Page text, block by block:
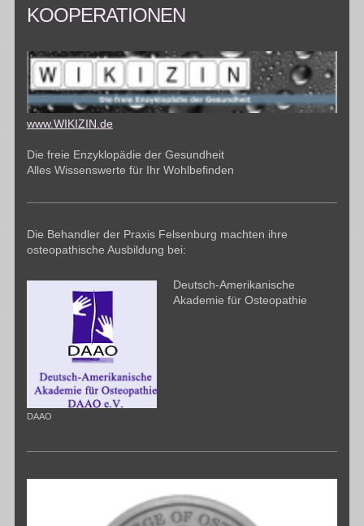
KOOPERATIONEN
www.WIKIZIN.de
Die freie Enzyklopädie der Gesundheit
Alles Wissenswerte für Ihr Wohlbefinden
Die Behandler der Praxis Felsenburg machten ihre
osteopathische Ausbildung bei:
DAAO
Deutsch-Amerikanische
Akademie für Osteopathie